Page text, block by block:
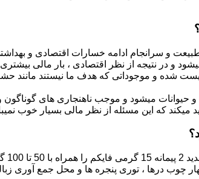
و سرانجام ادامه خسارات اقتصادی و
در نتیجه از نظر اقتصادی ، بار مالی
شده و موجوداتی که هدف ما نیستند مانند
حیوانات میشود و موجب ناهنجاری های
که این مسئله از نظر مالی بسیار خوب
چوب درها ، توری پنجره ها و محل جمع آوری